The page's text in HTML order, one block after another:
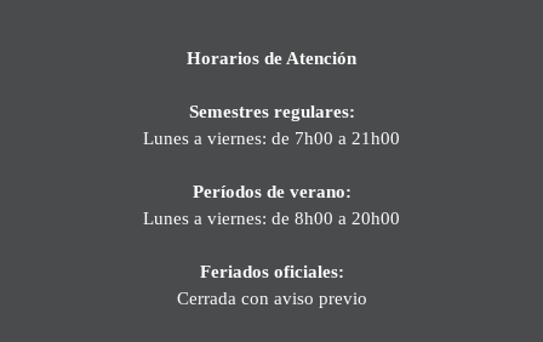
Horarios de Atención
Semestres regulares:
Lunes a viernes: de 7h00 a 21h00
Períodos de verano:
Lunes a viernes: de 8h00 a 20h00
Feriados oficiales:
Cerrada con aviso previo